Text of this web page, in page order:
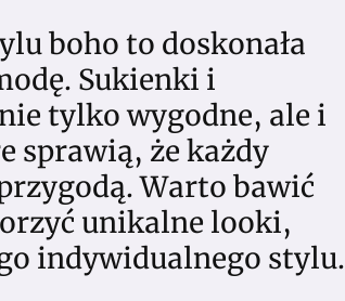
boho to doskonała
Sukienki i
tylko wygodne, ale i
sprawią, że każdy
Warto bawić
unikalne looki,
indywidualnego stylu.